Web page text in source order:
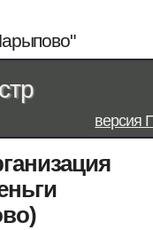
версия